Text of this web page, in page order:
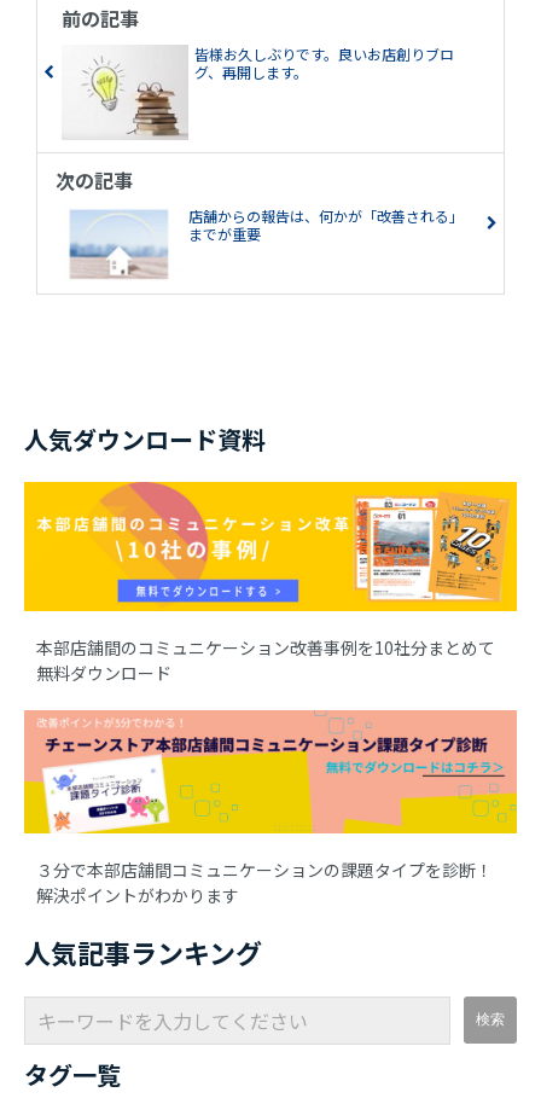
前の記事
皆様お久しぶりです。良いお店創りブロ
グ、再開します。
次の記事
店舗からの報告は、何かが「改善される」
までが重要
人気ダウンロード資料
本部店舗間のコミュニケーション改善事例を10社分まとめて
無料ダウンロード
３分で本部店舗間コミュニケーションの課題タイプを診断！
解決ポイントがわかります
人気記事ランキング
タグ一覧